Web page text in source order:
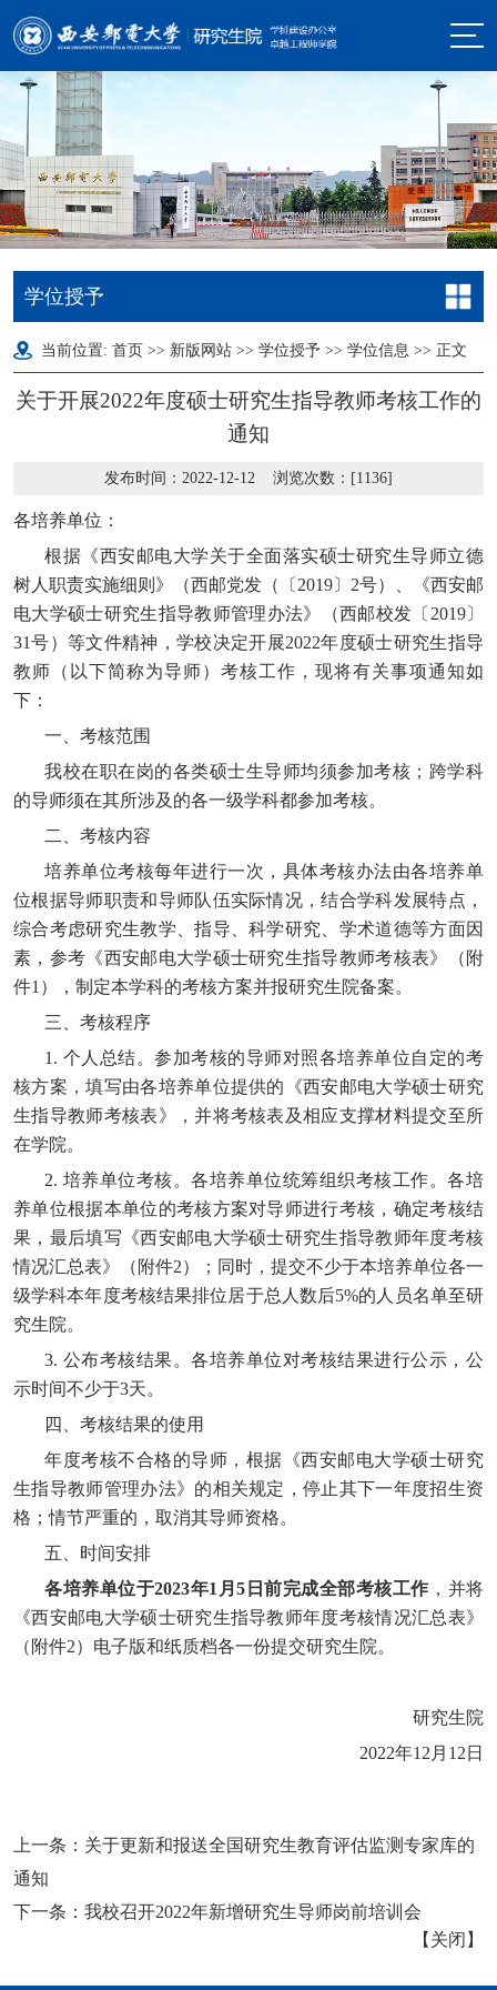
学位授予
当前位置: 首页 >> 新版网站 >> 学位授予 >> 学位信息 >> 正文
关于开展2022年度硕士研究生指导教师考核工作的
通知
发布时间：2022-12-12 浏览次数：[1136]
各培养单位：
根据《西安邮电大学关于全面落实硕士研究生导师立德
树人职责实施细则》（西邮党发（〔 2019〕2号）、《西安邮
电大学硕士研究生指导教师管理办法》（西邮校发〔2019〕
31号）等文件精神，学校决定开展2022年度硕士研究生指导
教师（以下简称为导师）考核工作，现将有关事项通知如
下：
一、考核范围
我校在职在岗的各类硕士生导师均须参加考核；跨学科
的导师须在其所涉及的各一级学科都参加考核。
二、考核内容
培养单位考核每年进行一次，具体考核办法由各培养单
位根据导师职责和导师队伍实际情况，结合学科发展特点，
综合考虑研究生教学、指导、科学研究、学术道德等方面因
素，参考《西安邮电大学硕士研究生指导教师考核表》（附
件1），制定本学科的考核方案并报研究生院备案。
三、考核程序
1. 个人总结。参加考核的导师对照各培养单位自定的考
核方案，填写由各培养单位提供的《西安邮电大学硕士研究
生指导教师考核表》，并将考核表及相应支撑材料提交至所
在学院。
2. 培养单位考核。各培养单位统筹组织考核工作。各培
养单位根据本单位的考核方案对导师进行考核，确定考核结
果，最后填写《西安邮电大学硕士研究生指导教师年度考核
情况汇总表》（附件2）；同时， 提交不少于本培养单位各一
级学科本年度考核结果排位居于总人数后5%的人员名单至研
究生院。
3. 公布考核结果。各培养单位对考核结果进行公示，公
示时间不少于3天。
四、考核结果的使用
年度考核不合格的导师，根据《西安邮电大学硕士研究
生指导教师管理办法》的相关规定，停止其下一年度招生资
格 ；情节严重的，取消其导师资格。
五、时间安排
各培养单位于2023年1 月5 日前完成全部考核工作 ，并将
《西安邮电大学硕士研究生指导教师年度考核情况汇总表》
（附件2）电子版和纸质档各一份提交研究生院。
研究生院
2022年12 月 12 日
上一条： 关于更新和报送全国研究生教育评估监测专家库的
通知
下一条： 我校召开2022年新增研究生导师岗前培训会
【 关闭 】